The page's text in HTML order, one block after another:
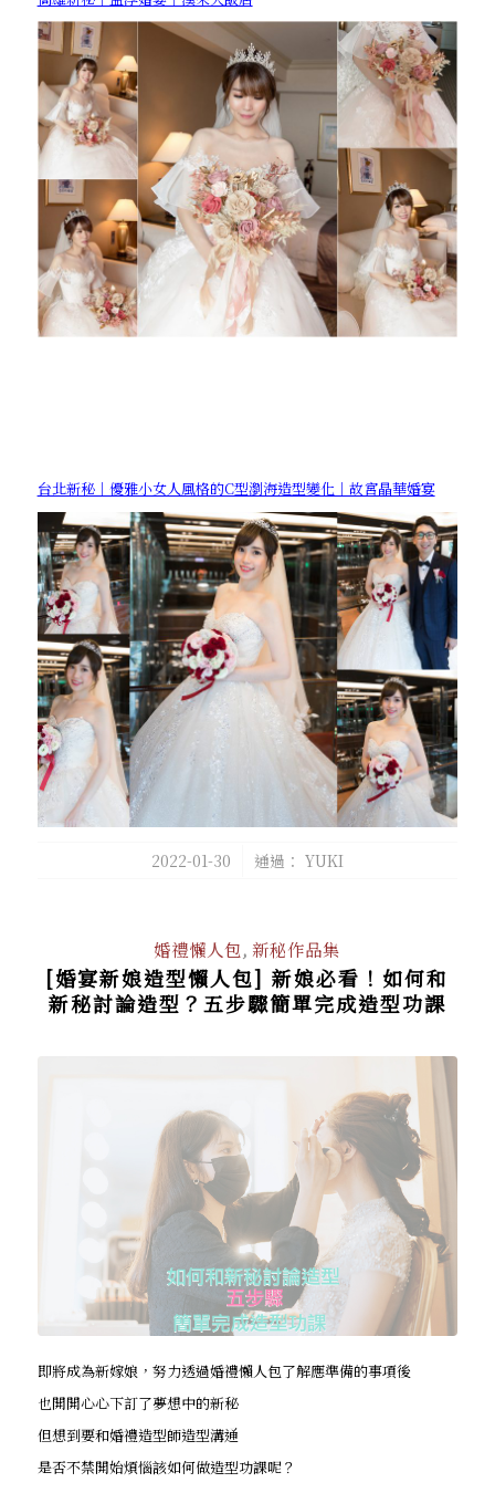
台北新秘｜優雅小女人風格的C型瀏海造型變化｜故宮晶華婚宴
2022-01-30
/ 通過： YUKI
婚禮懶人包,新秘作品集
[婚宴新娘造型懶人包] 新娘必看！如何和
新秘討論造型？五步驟簡單完成造型功課
即將成為新嫁娘，努力透過婚禮懶人包了解應準備的事項後
也開開心心下訂了夢想中的新秘
但想到要和婚禮造型師造型溝通
是否不禁開始煩惱該如何做造型功課呢？